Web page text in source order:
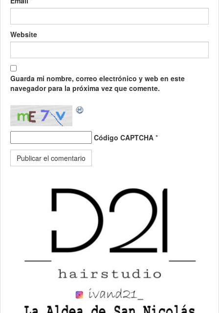
Website
Guarda mi nombre, correo electrónico y web en este
navegador para la próxima vez que comente.
Código CAPTCHA *